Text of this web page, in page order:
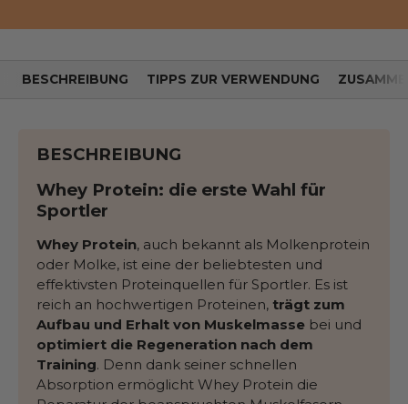
BESCHREIBUNG TIPPS ZUR VERWENDUNG
BESCHREIBUNG
Whey Protein: die erste Wahl für
Sportler
Whey Protein, auch bekannt als Molkenprotein
oder Molke, ist eine der beliebtesten und
effektivsten Proteinquellen für Sportler. Es ist
reich an hochwertigen Proteinen, trägt zum
Aufbau und Erhalt von Muskelmasse bei und
optimiert die Regeneration nach dem
Training. Denn dank seiner schnellen
Absorption ermöglicht Whey Protein die